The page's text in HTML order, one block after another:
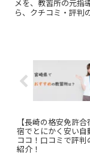
メを、教習所の元指
ら、クチコミ・評判
ル・友人とのシチ
【長崎の格安免許
宿でとにかく安い自
ココ！口コミで評
紹介！